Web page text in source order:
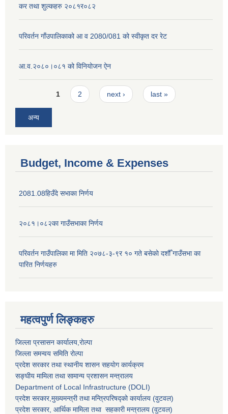
कर तथा शुल्कहरु २०८१र०८२
परिवर्तन गाँउपालिकाको आ व 2080/081 को स्वीकृत दर रेट
आ.व.२०८०।०८१ को विनियोजन ऐन
Pages1 2 next › last »
अन्य
Budget, Income & Expenses
2081.08हिउँदे सभाका निर्णय
२०८१।०८२का गाउँसभाका निर्णय
परिवर्तन गाउँपालिका मा मिति २०७८-३-९र १० गते बसेकाे दशौँ गाउँसभा का
पारित निर्णयहरु
महत्वपुर्ण लिङ्कहरु
जिल्ला प्रसासन कार्यालय,राेल्पा
जिल्ला समन्वय समिति रोल्पा
प्रदेश सरकार तथा स्थानीय शासन सहयाेग कार्यक्रम
सङ्‍घीय मामिला तथा सामान्य प्रशासन मन्त्रालय
Department of Local Infrastructure (DOLI)
प्रदेश सरकार,मुख्यमन्त्री तथा मन्त्रिपरिषद्को कार्यालय (वुटवल)
प्रदेश सरकार, आर्थिक मामिला तथा सहकारी मन्त्रालय (वुटवल)